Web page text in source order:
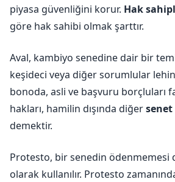
piyasa güvenliğini korur. Hak
göre hak sahibi olmak şarttır.
Aval, kambiyo senedine dair bir
keşideci veya diğer sorumlular
bonoda, asli ve başvuru borçluları
hakları, hamilin dışında diğersenet
demektir.
Protesto, bir senedin
olarak kullanılır. Protesto